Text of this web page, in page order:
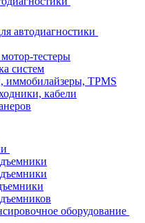
автодиагностики
тестеры
систем
иммобилайзеры, TPMS
кабели
оборудование